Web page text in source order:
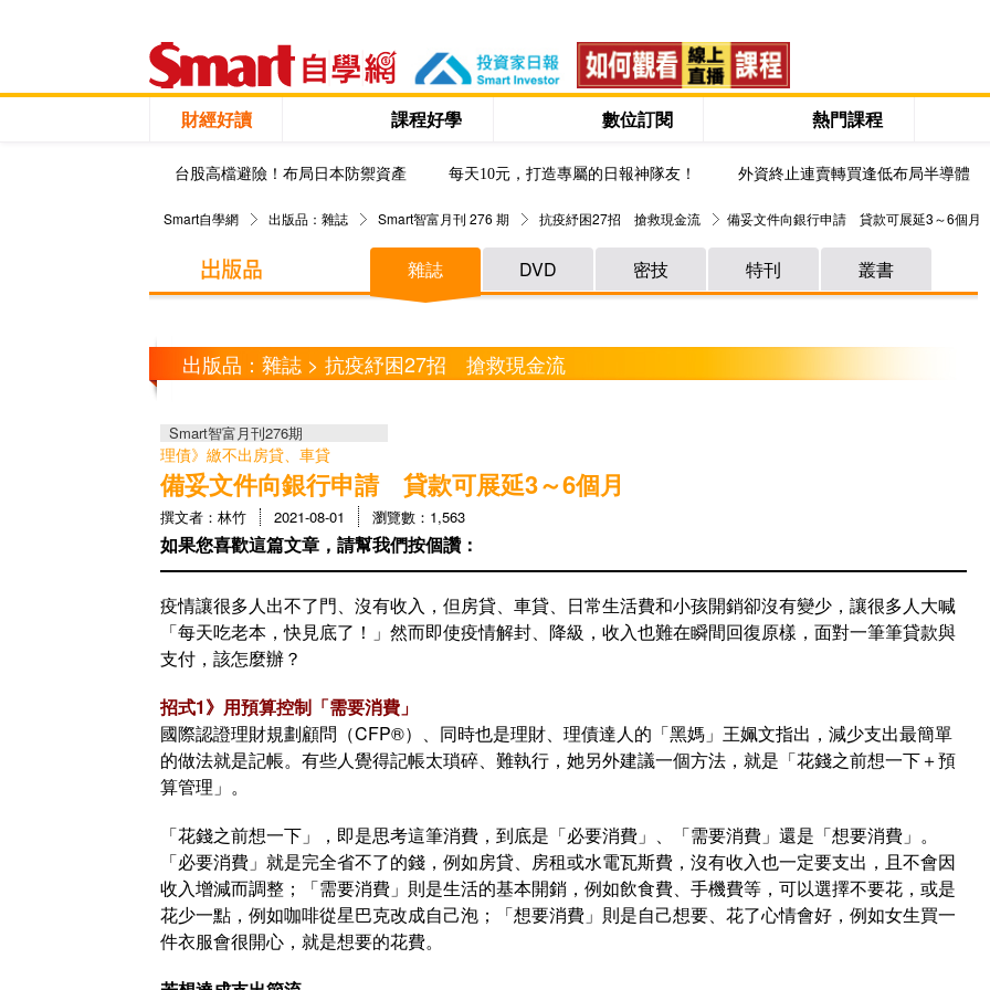
財經好讀 課程好學 數位訂閱 熱門課程
台股高檔避險！布局日本防禦資產 每天10元，打造專屬的日報神隊友！ 外資終止連賣轉買逢低布局半導體
Smart自學網 出版品：雜誌 Smart智富月刊 276 期 抗疫紓困27招 搶救現金流 備妥文件向銀行申請 貸款可展延3～6個月
雜誌 DVD 密技 特刊 叢書
出版品：雜誌 > 抗疫紓困27招 搶救現金流
Smart智富月刊276期
理債》繳不出房貸、車貸
備妥文件向銀行申請 貸款可展延3～6個月
撰文者：林竹 2021-08-01 瀏覽數：1,563
如果您喜歡這篇文章，請幫我們按個讚：
疫情讓很多人出不了門、沒有收入，但房貸、車貸、日常生活費和小孩開銷卻沒有變少，讓很多人大喊
「每天吃老本，快見底了！」然而即使疫情解封、降級，收入也難在瞬間回復原樣，面對一筆筆貸款與
支付，該怎麼辦？
招式1》用預算控制「需要消費」
國際認證理財規劃顧問（CFP®）、同時也是理財、理債達人的「黑媽」王姵文指出，減少支出最簡單
的做法就是記帳。有些人覺得記帳太瑣碎、難執行，她另外建議一個方法，就是「花錢之前想一下＋預
算管理」。
「花錢之前想一下」，即是思考這筆消費，到底是「必要消費」、「需要消費」還是「想要消費」。
「必要消費」就是完全省不了的錢，例如房貸、房租或水電瓦斯費，沒有收入也一定要支出，且不會因
收入增減而調整；「需要消費」則是生活的基本開銷，例如飲食費、手機費等，可以選擇不要花，或是
花少一點，例如咖啡從星巴克改成自己泡；「想要消費」則是自己想要、花了心情會好，例如女生買一
件衣服會很開心，就是想要的花費。